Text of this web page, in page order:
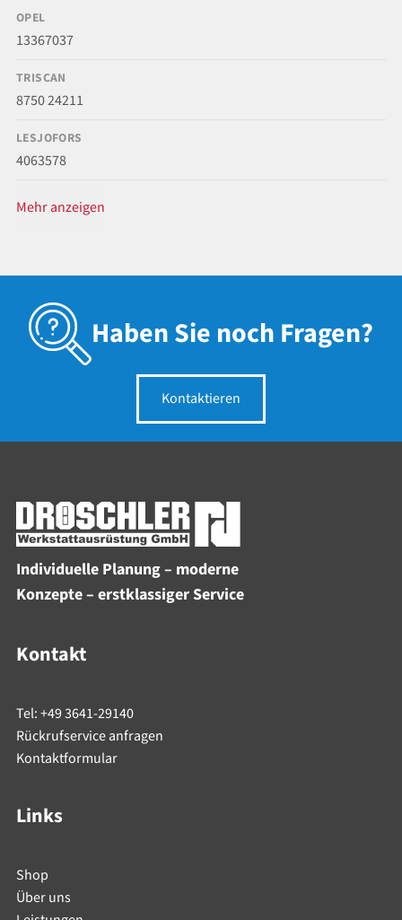
OPEL
13367037
TRISCAN
8750 24211
LESJOFORS
4063578
Mehr anzeigen
Haben Sie noch Fragen?
Kontaktieren
Individuelle Planung – moderne
Konzepte – erstklassiger Service
Kontakt
Tel: +49 3641-29140
Rückrufservice anfragen
Kontaktformular
Links
Shop
Über uns